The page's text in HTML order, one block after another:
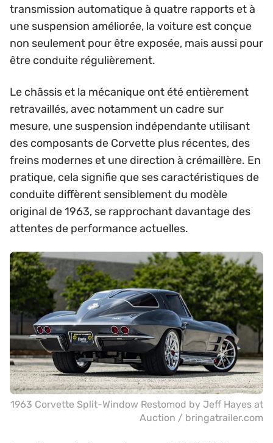
transmission automatique à quatre rapports et à
une suspension améliorée, la voiture est conçue
non seulement pour être exposée, mais aussi pour
être conduite régulièrement.
Le châssis et la mécanique ont été entièrement
retravaillés, avec notamment un cadre sur
mesure, une suspension indépendante utilisant
des composants de Corvette plus récentes, des
freins modernes et une direction à crémaillère. En
pratique, cela signifie que ses caractéristiques de
conduite diffèrent sensiblement du modèle
original de 1963, se rapprochant davantage des
attentes de performance actuelles.
1963 Corvette Split-Window Restomod by Jeff Hayes at
Auction / bringatrailer.com